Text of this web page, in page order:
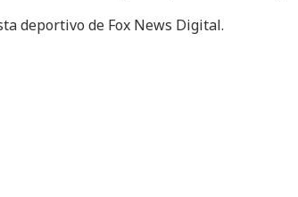
deportivo de Fox News Digital.